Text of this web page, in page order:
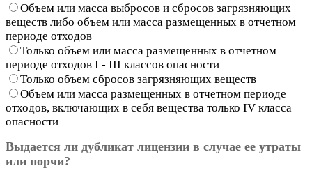
Объем или масса выбросов и сбросов загрязняющих
веществ либо объем или масса размещенных в отчетном
периоде отходов
Только объем или масса размещенных в отчетном
периоде отходов I - III классов опасности
Только объем сбросов загрязняющих веществ
Объем или масса размещенных в отчетном периоде
отходов, включающих в себя вещества только IV класса
опасности
Выдается ли дубликат лицензии в случае ее утраты
или порчи?